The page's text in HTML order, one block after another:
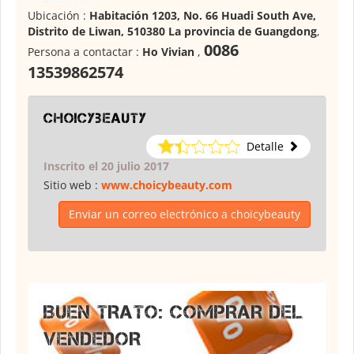
Ubicación : Habitación 1203, No. 66 Huadi South Ave,
Distrito de Liwan, 510380 La provincia de Guangdong,
Persona a contactar : Ho Vivian , 0086
13539862574
choicybeauty
Detalle
Inscrito el 20 julio 2017
Sitio web : www.choicybeauty.com
Enviar un correo electrónico a choicybeauty
BUEN TRATO: COMPRAR DEL
VENDEDOR